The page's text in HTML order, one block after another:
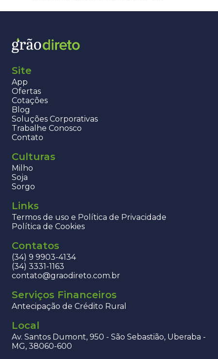
Site
App
Ofertas
Cotações
Blog
Soluções Corporativas
Trabalhe Conosco
Contato
Culturas
Milho
Soja
Sorgo
Links
Termos de uso e Política de Privacidade
Política de Cookies
Contatos
(34) 9 9903-4134
(34) 3331-1163
contato@graodireto.com.br
Serviços Financeiros
Antecipação de Crédito Rural
Local
Av. Santos Dumont, 950 - São Sebastião, Uberaba -
MG, 38060-600